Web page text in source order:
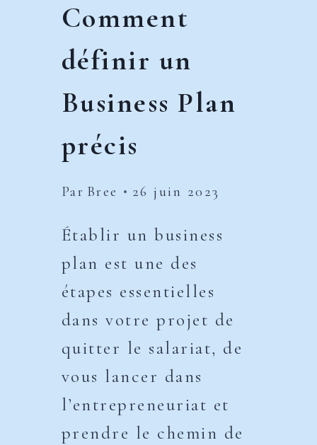
Comment
définir un
Business Plan
précis
Par Bree 26 juin 2023
Établir un business
plan est une des
étapes essentielles
dans votre projet de
quitter le salariat, de
vous lancer dans
l’entrepreneuriat et
prendre le chemin de